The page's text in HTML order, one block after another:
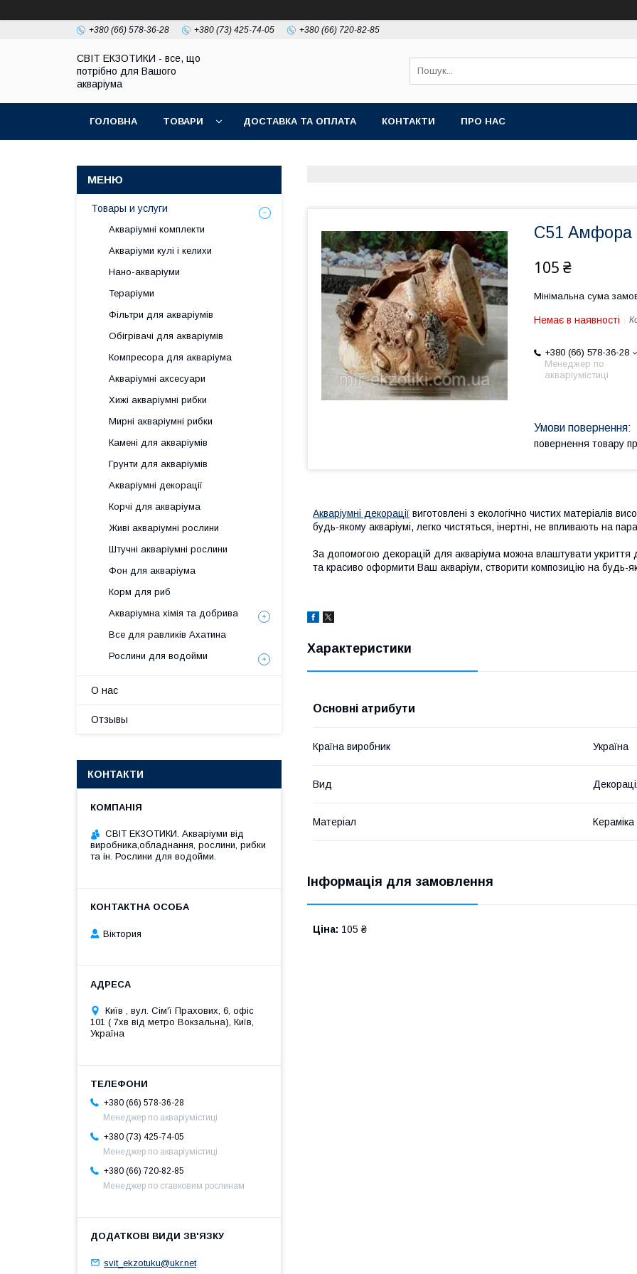
+380 (66) 578-36-28 +380 (73) 425-74-05 +380 (66) 720-82-85
СВІТ ЕКЗОТИКИ - все, що
потрібно для Вашого
акваріума
ГОЛОВНА ТОВАРИ ДОСТАВКА ТА ОПЛАТА КОНТАКТИ ПРО НАС
С51 Амфора
105 ₴
Мінімальна сума
Немає в наявності
+380 (66) 578-36-28
Менеджер по
акваріумістиці
повернення товару
Акваріумні декорації виготовлені з екологічно чистих матеріалів
будь-якому акваріумі, легко чистяться, інертні, не впливають на
За допомогою декорацій для акваріума можна влаштувати укриття
та красиво оформити Ваш акваріум, створити композицію на будь-
Характеристики
Основні атрибути
Країна виробник Україна
Вид
Матеріал Кераміка
Інформація для замовлення
Ціна: 105 ₴
Товары и услуги
Акваріумні комплекти
Акваріуми кулі і келихи
Нано-акваріуми
Тераріуми
Фільтри для акваріумів
Обігрівачі для акваріумів
Компресора для акваріума
Акваріумні аксесуари
Хижі акваріумні рибки
Мирні акваріумні рибки
Камені для акваріумів
Грунти для акваріумів
Акваріумні декорації
Корчі для акваріума
Живі акваріумні рослини
Штучні акваріумні рослини
Фон для акваріума
Корм для риб
Акваріумна хімія та добрива
Все для равликів Ахатина
Рослини для водойми
О нас
Отзывы
КОНТАКТИ
СВІТ ЕКЗОТИКИ. Акваріуми від
виробника,обладнання, рослини, рибки
та ін. Рослини для водойми.
Віктория
Київ , вул. Сім'ї Прахових, 6, офіс
101 ( 7хв від метро Вокзальна), Київ,
Україна
+380 (66) 578-36-28
Менеджер по акваріумістиці
+380 (73) 425-74-05
Менеджер по акваріумістиці
+380 (66) 720-82-85
Менеджер по ставковим рослинам
svit_ekzotuku@ukr.net